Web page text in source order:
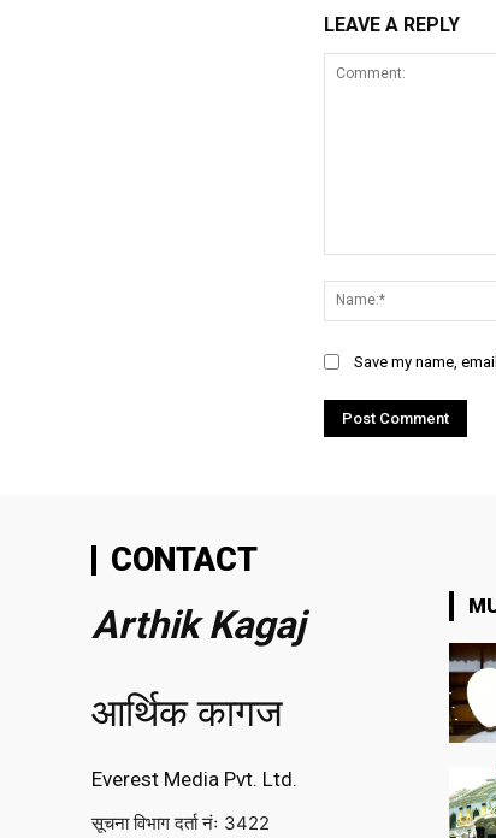
LEAVE A REPLY
Save my name,
CONTACT
Arthik Kagaj
आर्थिक कागज
Everest Media Pvt. Ltd.
सूचना विभाग दर्ता नंः 3422